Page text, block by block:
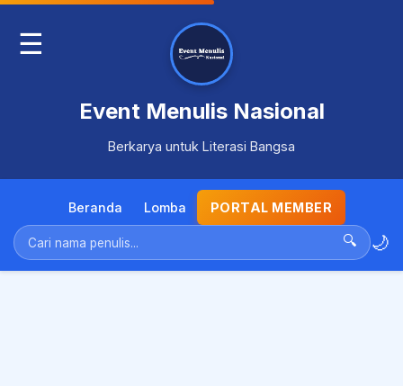
☰
Event Menulis Nasional
Berkarya untuk Literasi Bangsa
Beranda Lomba PORTAL MEMBER
🔍 🌙